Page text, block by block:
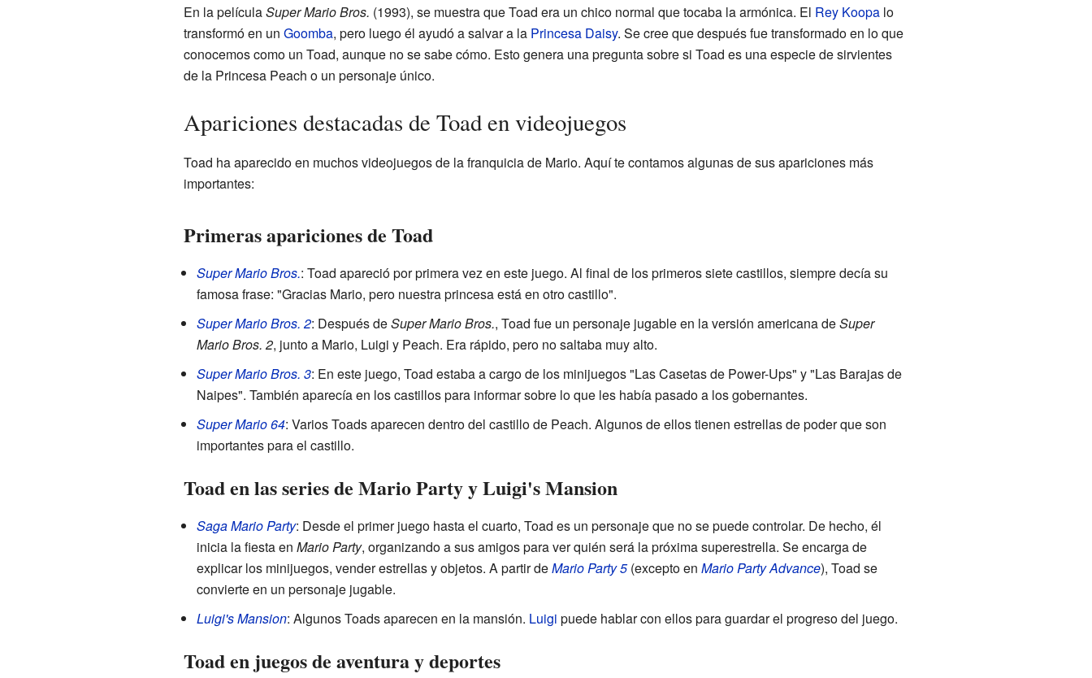
En la películaSuper Mario Bros. (1993), se muestra que Toad era un chico normal que tocaba la armónica. El Rey Koopalo
transformó en un Goomba, pero luego él ayudó a salvar a la Princesa Daisy. Se cree que después fue transformado en lo que
conocemos como un Toad, aunque no se sabe cómo. Esto genera una pregunta sobre si Toad es una especie de sirvientes
de la Princesa Peach o un personaje único.
Apariciones destacadas de Toad en videojuegos
Toad ha aparecido en muchos videojuegos de la franquicia de Mario. Aquí te contamos algunas de sus apariciones más
importantes:
Primeras apariciones de Toad
Super Mario Bros.: Toad apareció por primera vez en este juego. Al final de los primeros siete castillos, siempre decía su
famosa frase: "Gracias Mario, pero nuestra princesa está en otro castillo".
Super Mario Bros. 2: Después deSuper Mario Bros., Toad fue un personaje jugable en la versión americana deSuper
Mario Bros. 2, junto a Mario, Luigi y Peach. Era rápido, pero no saltaba muy alto.
Super Mario Bros. 3: En este juego, Toad estaba a cargo de los minijuegos "Las Casetas de Power-Ups" y "Las Barajas de
Naipes". También aparecía en los castillos para informar sobre lo que les había pasado a los gobernantes.
Super Mario 64: Varios Toads aparecen dentro del castillo de Peach. Algunos de ellos tienen estrellas de poder que son
importantes para el castillo.
Toad en las series de Mario Party y Luigi's Mansion
Saga Mario Party: Desde el primer juego hasta el cuarto, Toad es un personaje que no se puede controlar. De hecho, él
inicia la fiesta en Mario Party, organizando a sus amigos para ver quién será la próxima superestrella. Se encarga de
explicar los minijuegos, vender estrellas y objetos. A partir deMario Party 5(excepto en Mario Party Advance), Toad se
convierte en un personaje jugable.
Luigi's Mansion: Algunos Toads aparecen en la mansión. Luigi puede hablar con ellos para guardar el progreso del juego.
Toad en juegos de aventura y deportes